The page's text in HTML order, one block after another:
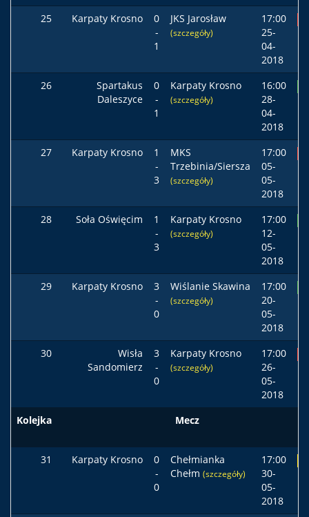
25 Karpaty Krosno
0
-
1
JKS Jarosław
(szczegóły)
17:00
25-
04-
2018
26
Spartakus
Daleszyce
0
-
1
Karpaty Krosno
(szczegóły)
16:00
28-
04-
2018
27 Karpaty Krosno
1
-
3
MKS
Trzebinia/Siersza
(szczegóły)
17:00
05-
05-
2018
28 Soła Oświęcim
1
-
3
Karpaty Krosno
(szczegóły)
17:00
12-
05-
2018
29 Karpaty Krosno
3
-
0
Wiślanie Skawina
(szczegóły)
17:00
20-
05-
2018
30
Wisła
Sandomierz
3
-
0
Karpaty Krosno
(szczegóły)
17:00
26-
05-
2018
Kolejka Mecz
31 Karpaty Krosno
0
-
0
Chełmianka
Chełm (szczegóły)
17:00
30-
05-
2018